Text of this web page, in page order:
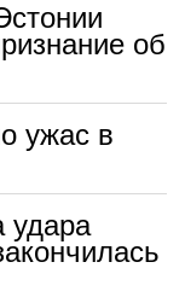
об
ужас в
удара